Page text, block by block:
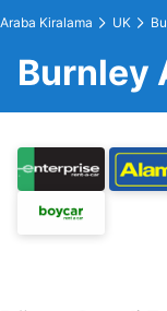
Araba Kiralama UK
Burnley